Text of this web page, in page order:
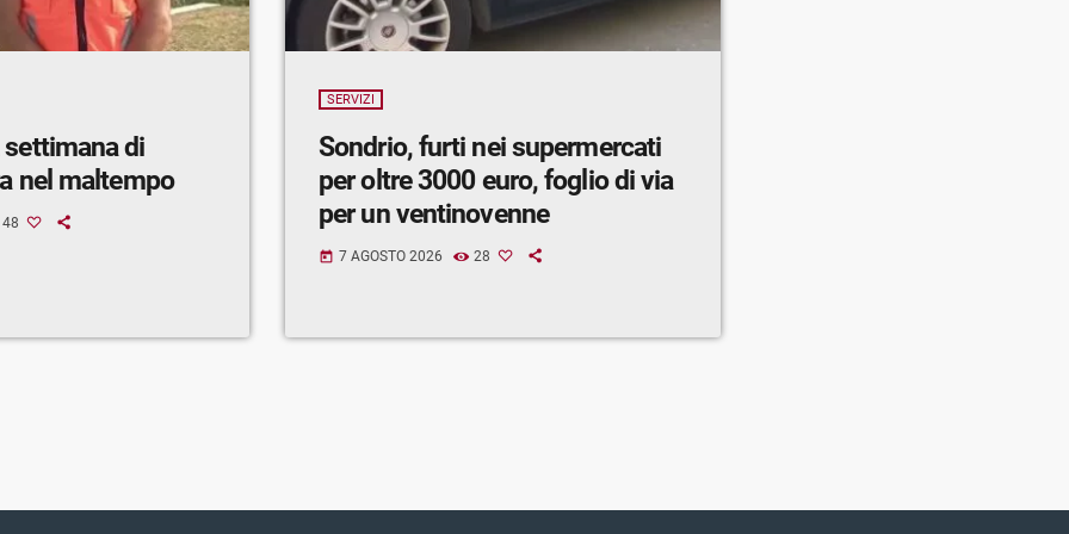
settimana di
nel maltempo
48
SERVIZI
Sondrio, furti nei supermercati
per oltre 3000 euro, foglio di via
per un ventinovenne
today 7 AGOSTO 2026 28